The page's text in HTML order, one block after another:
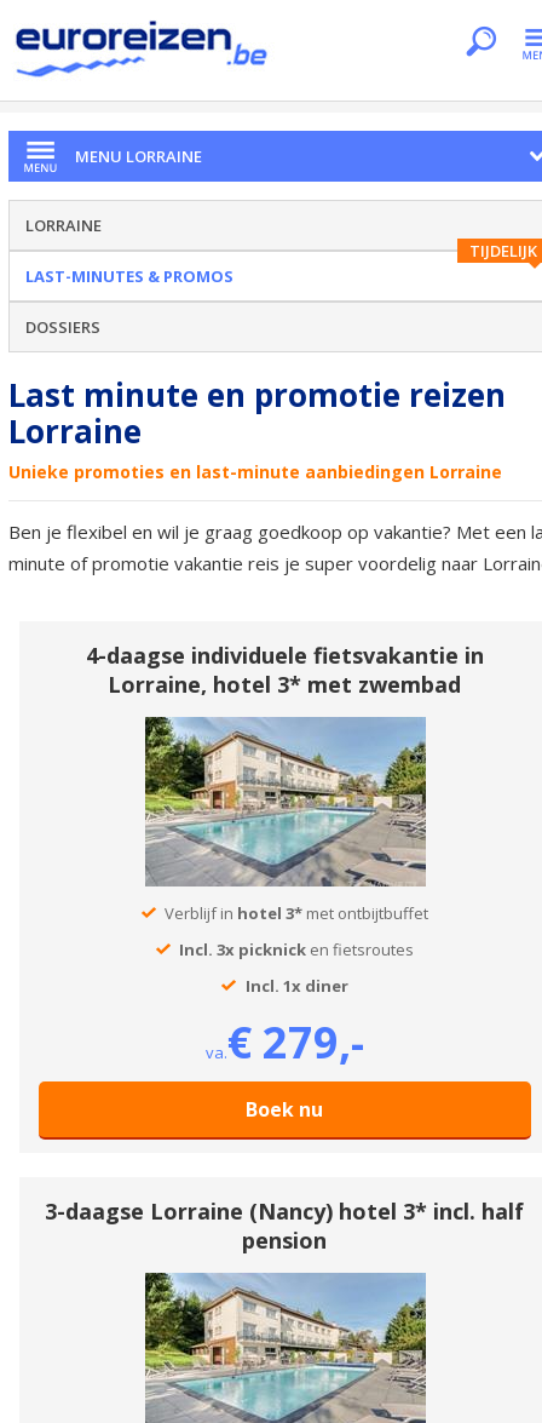
MENU LORRAINE
LORRAINE
TIJDELIJK
LAST-MINUTES & PROMOS
DOSSIERS
Last minute en promotie reizen
Lorraine
Unieke promoties en last-minute aanbiedingen Lorraine
Ben je flexibel en wil je graag goedkoop op vakantie? Met een
minute of promotie vakantie reis je super voordelig naar
4-daagse individuele fietsvakantie in
Lorraine, hotel 3* met zwembad
Verblijf in hotel 3* met ontbijtbuffet
Incl. 3x picknick en fietsroutes
Incl. 1x diner
va.€ 279,-
Boek nu
3-daagse Lorraine (Nancy) hotel 3* incl. half
pension